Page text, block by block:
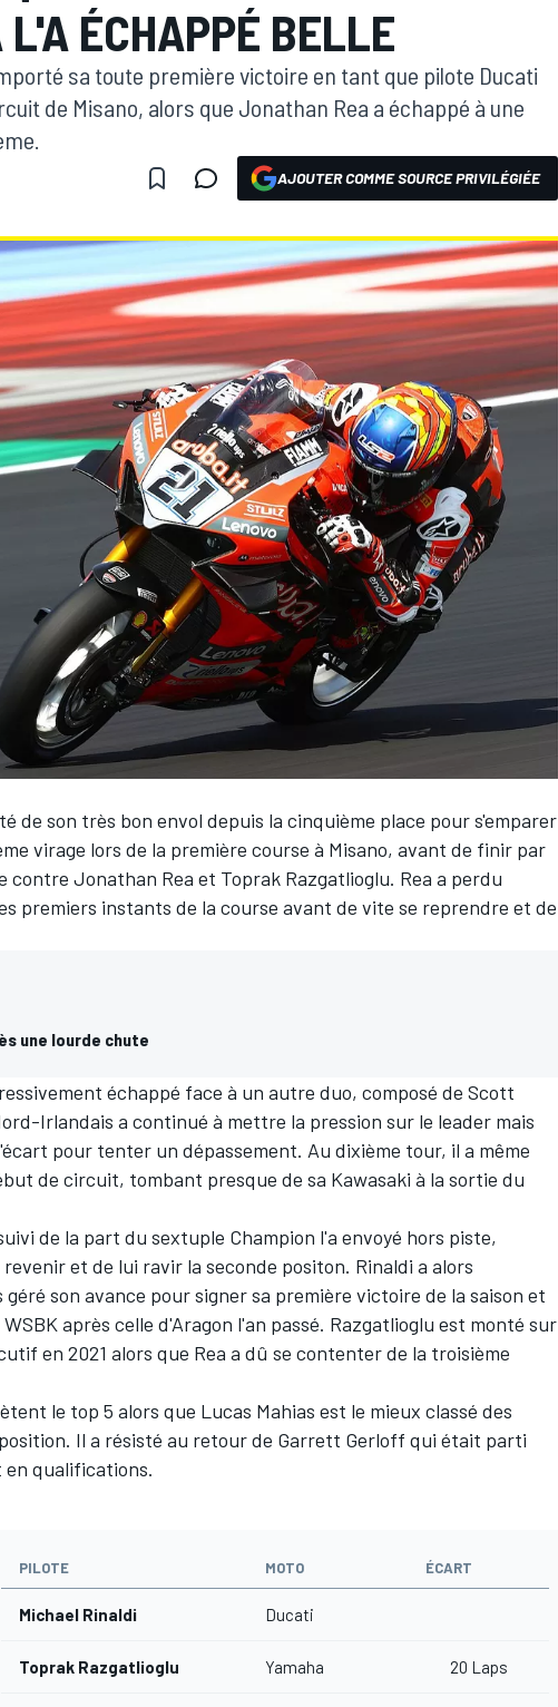
ÉCHAPPÉ BELLE
sa toute première victoire en tant que pilote Ducati
de Misano, alors que Jonathan Rea a échappé à une
AJOUTER COMME SOURCE PRIVILÉGIÉE
de son très bon envol depuis la cinquième place pour s'emparer
virage lors de la première course à Misano, avant de finir par
Jonathan Rea et Toprak Razgatlioglu. Rea a perdu
premiers instants de la course avant de vite se reprendre et de
une lourde chute
échappé face à un autre duo, composé de Scott
Irlandais a continué à mettre la pression sur le leader mais
pour tenter un dépassement. Au dixième tour, il a même
de circuit, tombant presque de sa Kawasaki à la sortie du
de la part du sextuple Champion l'a envoyé hors piste,
et de lui ravir la seconde positon. Rinaldi a alors
son avance pour signer sa première victoire de la saison et
après celle d'Aragon l'an passé. Razgatlioglu est monté sur
en 2021 alors que Rea a dû se contenter de la troisième
le top 5 alors que Lucas Mahias est le mieux classé des
position. Il a résisté au retour de Garrett Gerloff qui était parti
en qualifications.
PILOTE MOTO ÉCART
Michael Rinaldi Ducati
Toprak Razgatlioglu Yamaha 20 Laps